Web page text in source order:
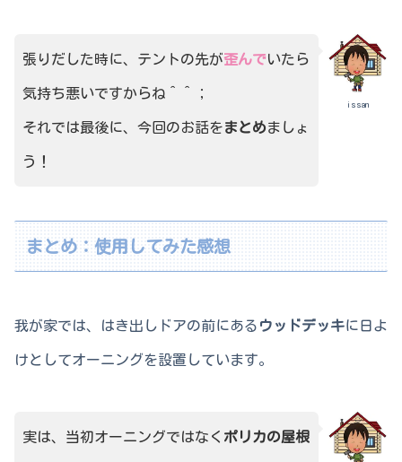
issan
張りだした時に、テントの先が歪んでいたら
気持ち悪いですからね＾＾；
それでは最後に、今回のお話をまとめましょ
う！
まとめ：使用してみた感想
我が家では、はき出しドアの前にある ウッドデッキに日よ
けとしてオーニングを設置しています。
実は、当初オーニングではなく ポリカの屋根